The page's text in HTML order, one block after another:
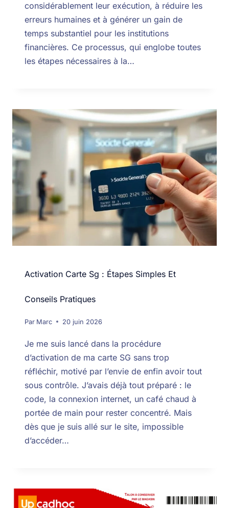
considérablement leur exécution, à réduire les
erreurs humaines et à générer un gain de
temps substantiel pour les institutions
financières. Ce processus, qui englobe toutes
les étapes nécessaires à la…
Activation Carte Sg : Étapes Simples Et
Conseils Pratiques
Par Marc 20 juin 2026
Je me suis lancé dans la procédure
d’activation de ma carte SG sans trop
réfléchir, motivé par l’envie de enfin avoir tout
sous contrôle. J’avais déjà tout préparé : le
code, la connexion internet, un café chaud à
portée de main pour rester concentré. Mais
dès que je suis allé sur le site, impossible
d’accéder…